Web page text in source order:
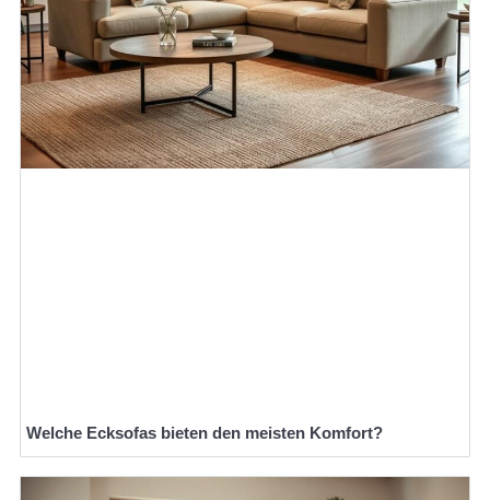
Welche Ecksofas bieten den meisten Komfort?